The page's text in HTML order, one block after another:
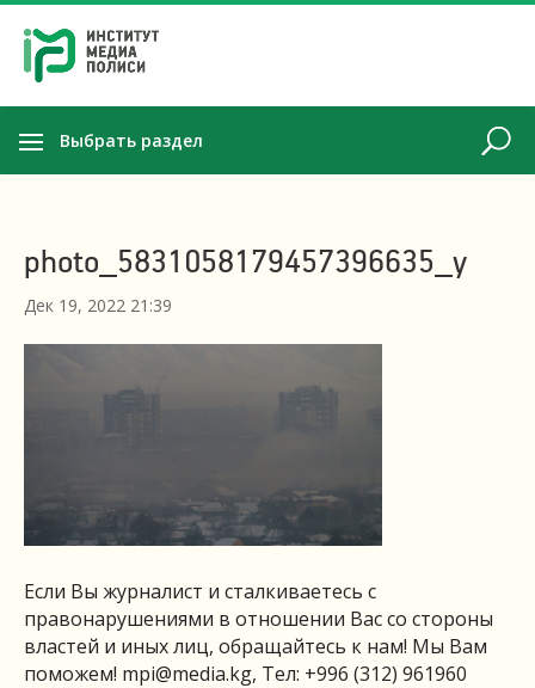
Выбрать раздел
photo_5831058179457396635_y
Дек 19, 2022 21:39
Если Вы журналист и сталкиваетесь с
правонарушениями в отношении Вас со стороны
властей и иных лиц, обращайтесь к нам! Мы Вам
поможем! mpi@media.kg, Тел: +996 (312) 961960